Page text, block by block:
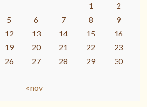
1
2
5 6 7 8
9
12 13 14 15
16
19 20 21 22
23
26 27 28 29
30
« nov